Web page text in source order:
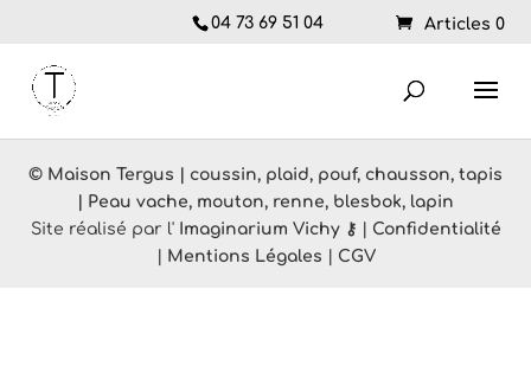
04 73 69 51 04 Articles 0
© Maison Tergus | coussin, plaid, pouf, chausson, tapis
| Peau vache, mouton, renne, blesbok, lapin
Site réalisé par l' Imaginarium Vichy ⚷
Confidentialité
Mentions Légales CGV